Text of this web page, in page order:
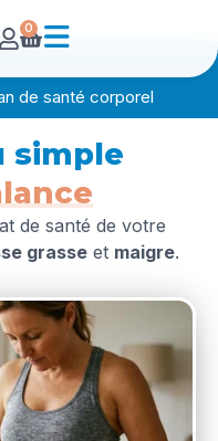
0
de santé corporel
simple
de santé de votre
grasse et maigre.